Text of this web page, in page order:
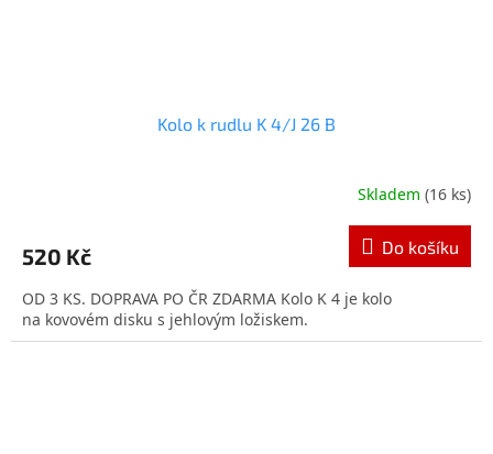
Kolo k rudlu K 4/J 26 B
je
z
5
hvězdiček.
Skladem(16 ks)
520 Kč Do košíku
OD 3 KS. DOPRAVA PO ČR ZDARMA Kolo K 4 je kolo
na kovovém disku s jehlovým ložiskem.